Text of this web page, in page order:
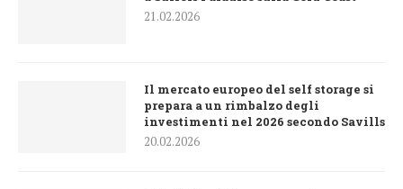
21.02.2026
Il mercato europeo del self storage si
prepara a un rimbalzo degli
investimenti nel 2026 secondo Savills
20.02.2026